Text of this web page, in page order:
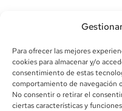
Para ofrecer las mejores
cookies para almacenar y/o
consentimiento de estas
comportamiento de navegación
No consentir o retirar el
ciertas características y
+34